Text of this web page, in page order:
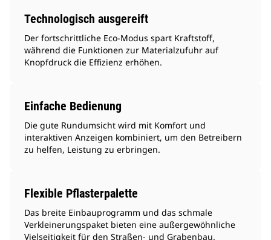
Technologisch ausgereift
Der fortschrittliche Eco-Modus spart Kraftstoff,
während die Funktionen zur Materialzufuhr auf
Knopfdruck die Effizienz erhöhen.
Einfache Bedienung
Die gute Rundumsicht wird mit Komfort und
interaktiven Anzeigen kombiniert, um den Betreibern
zu helfen, Leistung zu erbringen.
Flexible Pflasterpalette
Das breite Einbauprogramm und das schmale
Verkleinerungspaket bieten eine außergewöhnliche
Vielseitigkeit für den Straßen- und Grabenbau.